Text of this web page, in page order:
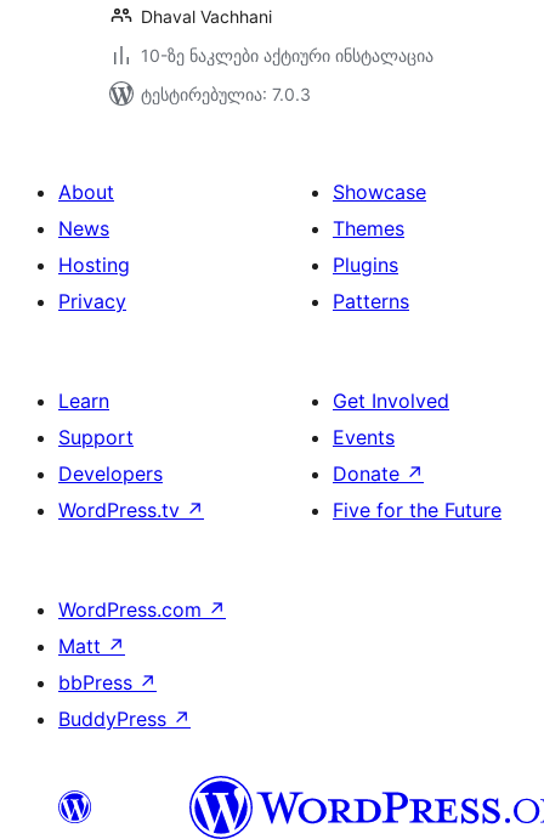
Dhaval Vachhani
10-ზე ნაკლები აქტიური ინსტალაცია
ტესტირებულია: 7.0.3
About
News
Hosting
Privacy
Showcase
Themes
Plugins
Patterns
Learn
Support
Developers
WordPress.tv ↗
Get Involved
Events
Donate ↗
Five for the Future
WordPress.com ↗
Matt ↗
bbPress ↗
BuddyPress ↗